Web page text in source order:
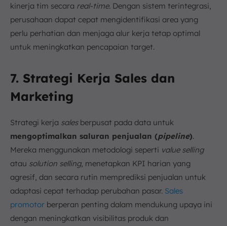
kinerja tim secara real-time. Dengan sistem terintegrasi,
perusahaan dapat cepat mengidentifikasi area yang
perlu perhatian dan menjaga alur kerja tetap optimal
untuk meningkatkan pencapaian target.
7. Strategi Kerja Sales dan
Marketing
Strategi kerja salesberpusat pada data untuk
mengoptimalkan saluran penjualan (pipeline).
Mereka menggunakan metodologi seperti value selling
atau solution selling, menetapkan KPI harian yang
agresif, dan secara rutin memprediksi penjualan untuk
adaptasi cepat terhadap perubahan pasar. Sales
promotor berperan penting dalam mendukung upaya ini
dengan meningkatkan visibilitas produk dan